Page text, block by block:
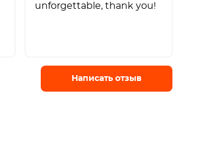
unforgettable, thank you!
Написать отзыв